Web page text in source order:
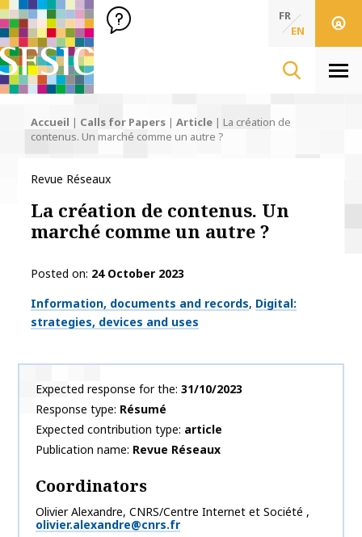
SFSIC Société Française des Sciences de l'Information & de
Société Française des Sciences de
FR
EN
Accueil | Calls for Papers | Article | La création de
contenus. Un marché comme un autre ?
Revue Réseaux
La création de contenus. Un
marché comme un autre ?
Posted on 24 October 2023
Thématiques
Information, documents and records Digital:
strategies, devices and uses
Expected response for the 31/10/2023
Response type Résumé
Expected contribution type article
Publication name Revue Réseaux
Coordinators
OlivierAlexandre, CNRS/Centre Internet et Société ,
olivier.alexandre@cnrs.fr